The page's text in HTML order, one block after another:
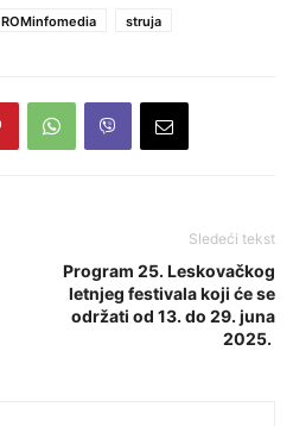
ROMinfomedia struja
Sledeći tekst
Program 25. Leskovačkog
letnjeg festivala koji će se
održati od 13. do 29. juna
2025.